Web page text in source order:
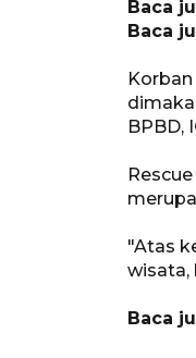
Baca
Baca
BPBD,
"Atas
wisata,
Baca